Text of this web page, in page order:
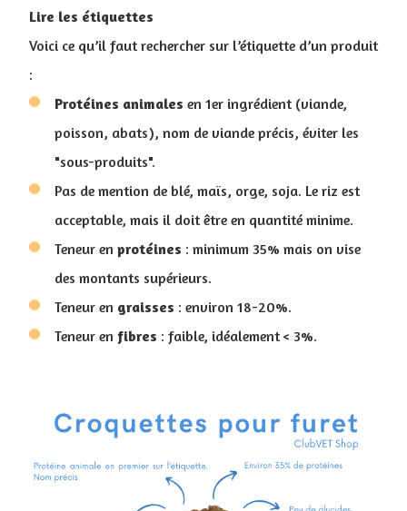
Lire les étiquettes
Voici ce qu’il faut rechercher sur l’étiquette d’un produit
:
Protéines animales en 1er ingrédient (viande,
poisson, abats), nom de viande précis, éviter les
"sous-produits".
Pas de mention de blé, maïs, orge, soja. Le riz est
acceptable, mais il doit être en quantité minime.
Teneur en protéines : minimum 35% mais on vise
des montants supérieurs.
Teneur en graisses : environ 18-20%.
Teneur en fibres : faible, idéalement < 3%.